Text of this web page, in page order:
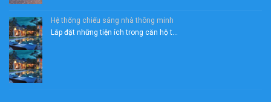
Hệ thống chiếu sáng nhà thông minh
Lắp đặt những tiện ích trong căn hộ t...